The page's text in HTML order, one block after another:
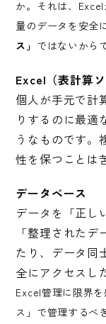
か。それは、
量のデータを安全
ス」 ではないから
Excel（表計算ソ
個人が手元で計
りするのに最適
うなものです。
性を保つことは
データベース
データを「正し
「整理された
たり、データ同
全にアクセスし
Excel管理に限界
ス」で管理するべ